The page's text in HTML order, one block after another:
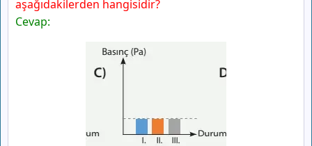
aşağıdakilerden hangisidir?
Cevap: